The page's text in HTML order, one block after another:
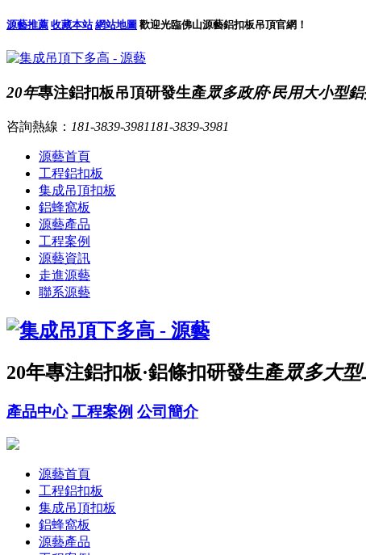
源藝推薦 收藏本站 網站地圖 歡迎光臨佛山源藝鋁扣板吊頂官網！
20年專注鋁扣板吊頂研發生產眾多政府·民用大小型
咨詢熱線： 181-3839-3981 181-3839-3981
源藝首頁
工程鋁扣板
集成吊頂扣板
鋁蜂窩板
源藝產品
工程案例
源藝資訊
走進源藝
聯系源藝
20年專注鋁扣板·鋁條扣研發生產眾多大型
產品中心 工程案例 公司簡介
源藝首頁
工程鋁扣板
集成吊頂扣板
鋁蜂窩板
源藝產品